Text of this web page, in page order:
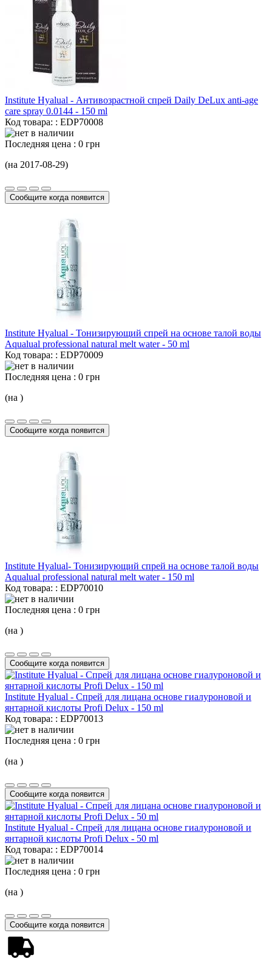
Institute Hyalual - Антивозрастной спрей Daily DeLux anti-age
care spray 0.0144 - 150 ml
Код товара: : EDP70008
Последняя цена : 0 грн
(на 2017-08-29)
Сообщите когда появится
Institute Hyalual - Тонизирующий спрей на основе талой воды
Aqualual professional natural melt water - 50 ml
Код товара: : EDP70009
Последняя цена : 0 грн
(на )
Сообщите когда появится
Institute Hyalual- Тонизирующий спрей на основе талой воды
Aqualual professional natural melt water - 150 ml
Код товара: : EDP70010
Последняя цена : 0 грн
(на )
Сообщите когда появится
Institute Hyalual - Спрей для лицана основе гиалуроновой и
янтарной кислоты Profi Delux - 150 ml
Код товара: : EDP70013
Последняя цена : 0 грн
(на )
Сообщите когда появится
Institute Hyalual - Спрей для лицана основе гиалуроновой и
янтарной кислоты Profi Delux - 50 ml
Код товара: : EDP70014
Последняя цена : 0 грн
(на )
Сообщите когда появится